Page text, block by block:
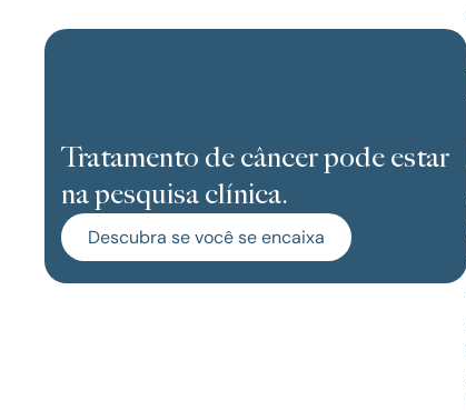
Tratamento de câncer pode estar
na pesquisa clínica.
Descubra se você se encaixa